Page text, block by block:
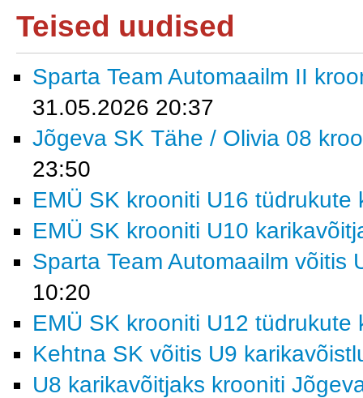
Teised uudised
Sparta Team Automaailm II
31.05.2026 20:37
Jõgeva SK Tähe / Olivia 08
23:50
EMÜ SK krooniti U16 tüdrukute
EMÜ SK krooniti U10
Sparta Team Automaailm võitis
10:20
EMÜ SK krooniti U12 tüdrukute
Kehtna SK võitis U9
U8 karikavõitjaks krooniti